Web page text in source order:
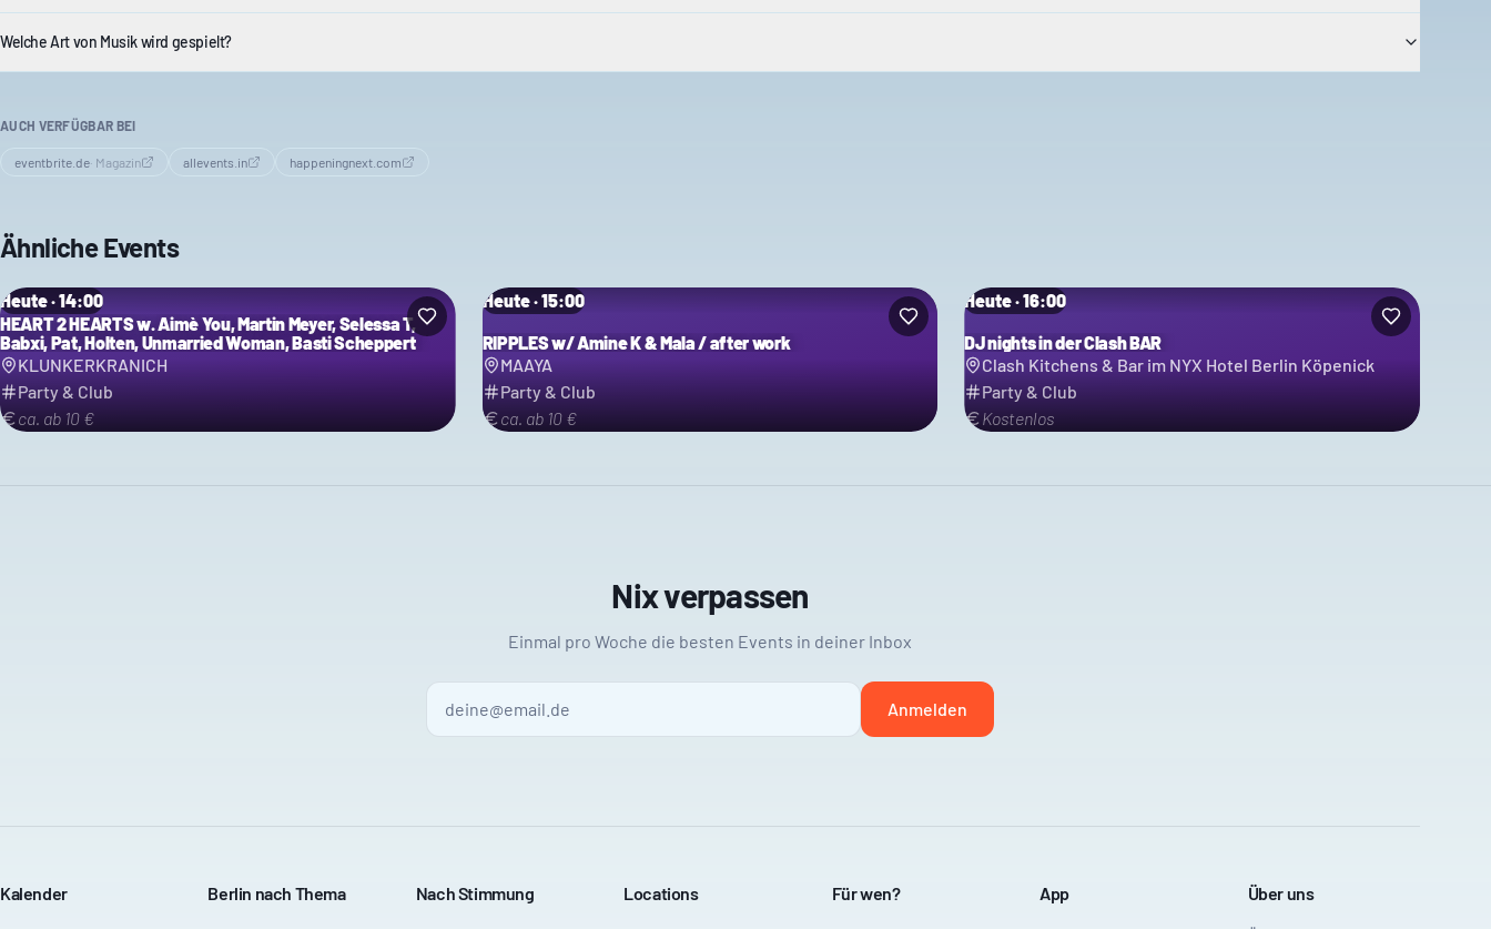
Welche Art von Musik wird gespielt?
AUCH VERFÜGBAR BEI
eventbrite.de· Magazin allevents.in happeningnext.com
Ähnliche Events
Heute · 14:00
HEART 2 HEARTS w. Aimè You, Martin Meyer, Selessa T,
Babxi, Pat, Holten, Unmarried Woman, Basti Scheppert
KLUNKERKRANICH
Party & Club
ca. ab 10 €
Heute · 15:00
RIPPLES w/ Amine K & Mala / after work
MAAYA
Party & Club
ca. ab 10 €
Heute · 16:00
DJ nights in der Clash BAR
Clash Kitchens & Bar im NYX Hotel Berlin Köpenick
Party & Club
Kostenlos
Nix verpassen
Einmal pro Woche die besten Events in deiner Inbox
Anmelden
Kalender Berlin nach Thema Nach Stimmung Locations Für wen? App Über uns